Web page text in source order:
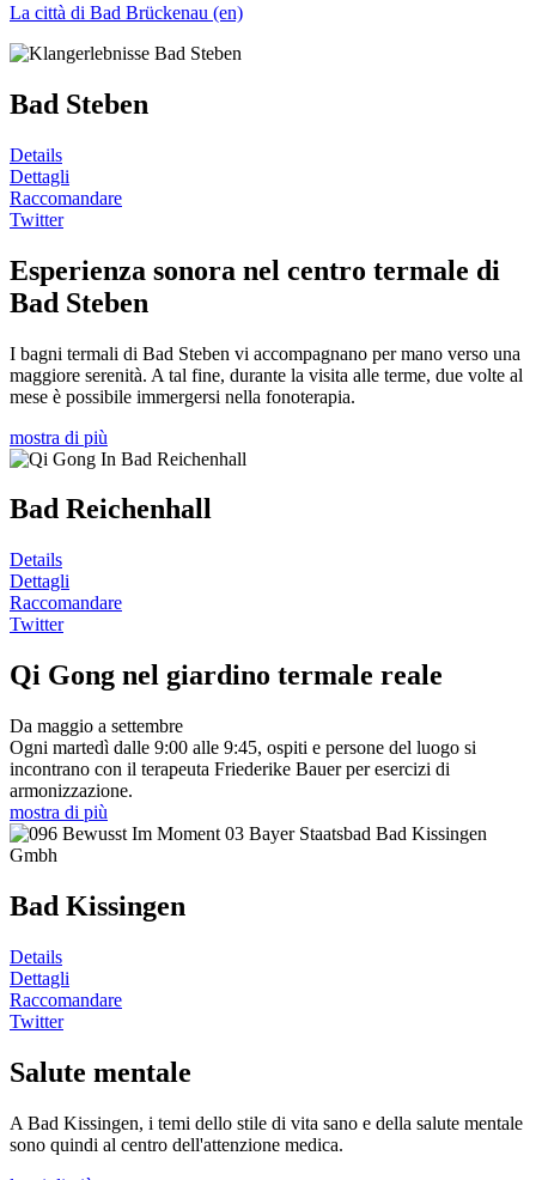
La città di Bad Brückenau (en)
Bad Steben
Details
Dettagli
Raccomandare
Twitter
Esperienza sonora nel centro termale di
Bad Steben
I bagni termali di Bad Steben vi accompagnano per mano verso una
maggiore serenità. A tal fine, durante la visita alle terme, due volte al
mese è possibile immergersi nella fonoterapia.
mostra di più
Bad Reichenhall
Details
Dettagli
Raccomandare
Twitter
Qi Gong nel giardino termale reale
Da maggio a settembre
Ogni martedì dalle 9:00 alle 9:45, ospiti e persone del luogo si
incontrano con il terapeuta Friederike Bauer per esercizi di
armonizzazione.
mostra di più
Bad Kissingen
Details
Dettagli
Raccomandare
Twitter
Salute mentale
A Bad Kissingen, i temi dello stile di vita sano e della salute mentale
sono quindi al centro dell'attenzione medica.